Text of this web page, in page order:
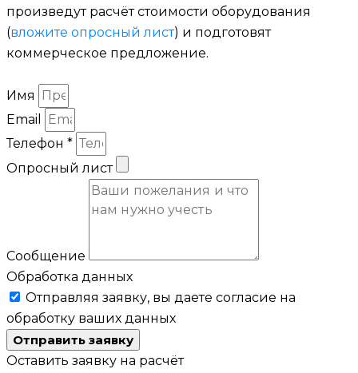
произведут расчёт стоимости оборудования
(вложите опросный лист) и подготовят
коммерческое предложение.
Имя
Email
Телефон *
Опросный лист
Сообщение
Обработка данных
Отправляя заявку, вы даете согласие на
обработку ваших данных
Отправить заявку
Оставить заявку на расчёт